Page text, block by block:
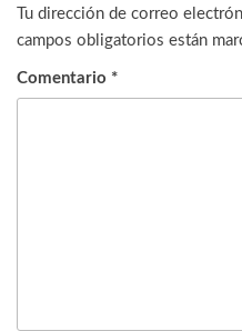
Tu dirección de correo
campos obligatorios están
Comentario *